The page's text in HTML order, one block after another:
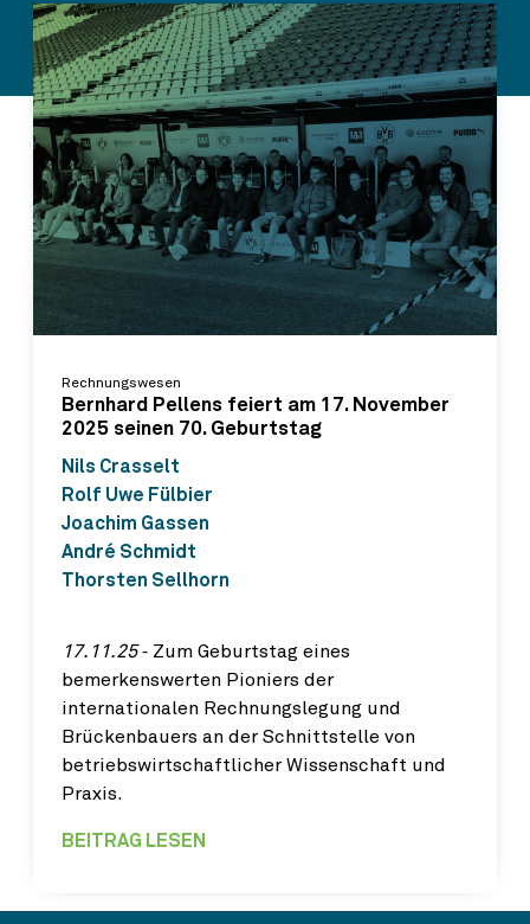
Rechnungswesen
Bernhard Pellens feiert am 17. November
2025 seinen 70. Geburtstag
Nils Crasselt
Rolf Uwe Fülbier
Joachim Gassen
André Schmidt
Thorsten Sellhorn
17.11.25‐ Zum Geburtstag eines
bemerkenswerten Pioniers der
internationalen Rechnungslegung und
Brückenbauers an der Schnittstelle von
betriebswirtschaftlicher Wissenschaft und
Praxis.
BEITRAG LESEN